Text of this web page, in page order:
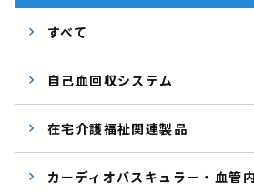
すべて
自己血回収システム
在宅介護福祉関連製品
カーディオバスキュラー・血管